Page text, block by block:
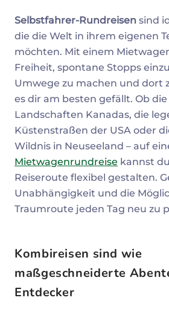
Selbstfahrer-Rundreisen sind
die die Welt in ihrem eigenen
möchten. Mit einem
Freiheit, spontane Stopps
Umwege zu machen und dort
es dir am besten gefällt. Ob
Landschaften Kanadas, die
Küstenstraßen der USA oder
Wildnis in Neuseeland – auf
Mietwagenrundreise kannst
Reiseroute flexibel gestalten.
Unabhängigkeit und die
Traumroute jeden Tag neu zu
Kombireisen sind wie
maßgeschneiderte
Entdecker